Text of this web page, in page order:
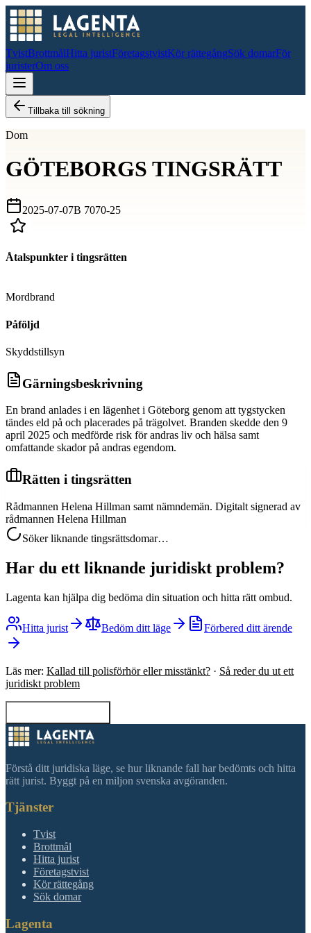
TvistBrottmålHitta juristFöretagstvistKör rättegångSök domarFör
juristerOm oss
Tillbaka till sökning
Dom
GÖTEBORGS TINGSRÄTT
2025-07-07B 7070-25
Åtalspunkter i tingsrätten
Mordbrand
Påföljd
Skyddstillsyn
Gärningsbeskrivning
En brand anlades i en lägenhet i Göteborg genom att tygstycken
tändes eld på och placerades på trägolvet. Branden skedde den 9
april 2025 och medförde risk för andras liv och hälsa samt
omfattande skador på andras egendom.
Rätten i tingsrätten
Rådmannen Helena Hillman samt nämndemän. Digitalt signerad av
rådmannen Helena Hillman
Söker liknande tingsrättsdomar…
Har du ett liknande juridiskt problem?
Lagenta kan hjälpa dig bedöma din situation och hitta rätt ombud.
Hitta jurist Bedöm ditt läge Förbered ditt ärende
Läs mer: Kallad till polisförhör eller misstänkt? · Så reder du ut ett
juridiskt problem
Förstå ditt juridiska läge, se hur liknande fall har bedömts och hitta
rätt jurist. Byggt på en miljon svenska avgöranden.
Tjänster
Tvist
Brottmål
Hitta jurist
Företagstvist
Kör rättegång
Sök domar
Lagenta